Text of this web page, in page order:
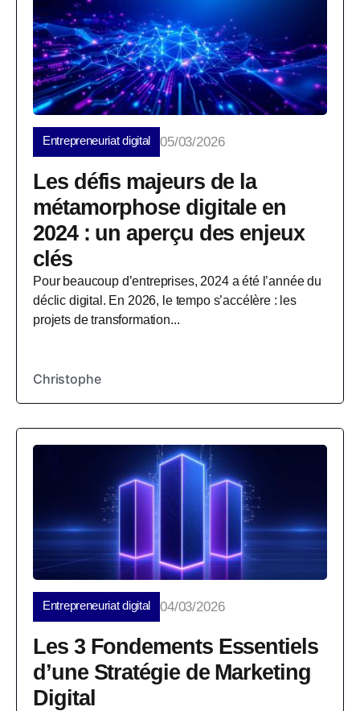
Entrepreneuriat digital 05/03/2026
Les défis majeurs de la
métamorphose digitale en
2024 : un aperçu des enjeux
clés
Pour beaucoup d’entreprises, 2024 a été l’année du
déclic digital. En 2026, le tempo s’accélère : les
projets de transformation...
Christophe
Entrepreneuriat digital 04/03/2026
Les 3 Fondements Essentiels
d’une Stratégie de Marketing
Digital